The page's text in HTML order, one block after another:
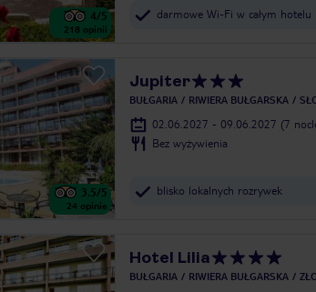
4/5
218 opinii
darmowe Wi-Fi w całym hotelu
3.5/5
24 opinie
Jupiter
BUŁGARIA RIWIERA BUŁGARSKA
02.06.2027 - 09.06.2027 (7
Bez wyżywienia
blisko lokalnych rozrywek
Hotel Lilia
BUŁGARIA RIWIERA BUŁGARSKA